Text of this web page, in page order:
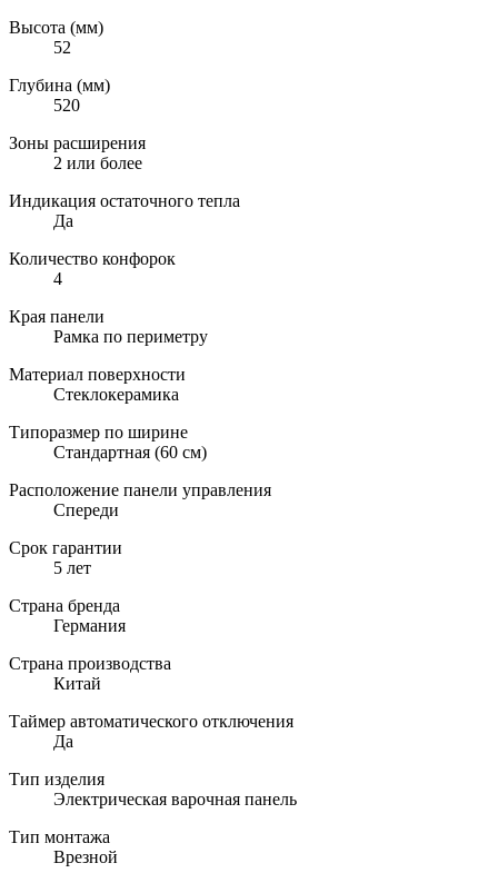
Высота (мм)
52
Глубина (мм)
520
Зоны расширения
2 или более
Индикация остаточного тепла
Да
Количество конфорок
4
Края панели
Рамка по периметру
Материал поверхности
Стеклокерамика
Типоразмер по ширине
Стандартная (60 см)
Расположение панели управления
Спереди
Срок гарантии
5 лет
Страна бренда
Германия
Страна производства
Китай
Таймер автоматического отключения
Да
Тип изделия
Электрическая варочная панель
Тип монтажа
Врезной